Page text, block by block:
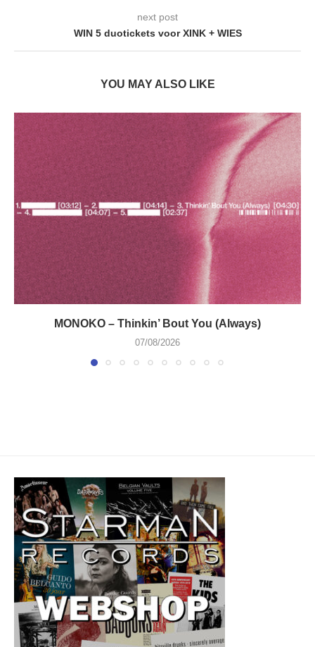
next post
WIN 5 duotickets voor XINK + WIES
YOU MAY ALSO LIKE
MONOKO – Thinkin’ Bout You (Always)
07/08/2026